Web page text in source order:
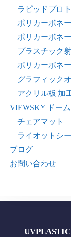
ラピッドプロ
ポリカーボネ
ポリカーボネ
プラスチック
ポリカーボネ
グラフィック
アクリル板 加
VIEWSKY ドーム
チェアマット
ライオットシ
ブログ
お問い合わせ